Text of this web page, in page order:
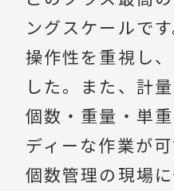
ングスケールです
操作性を重視し
した。また、計
個数・重量・単
ディーな作業が可
個数管理の現場